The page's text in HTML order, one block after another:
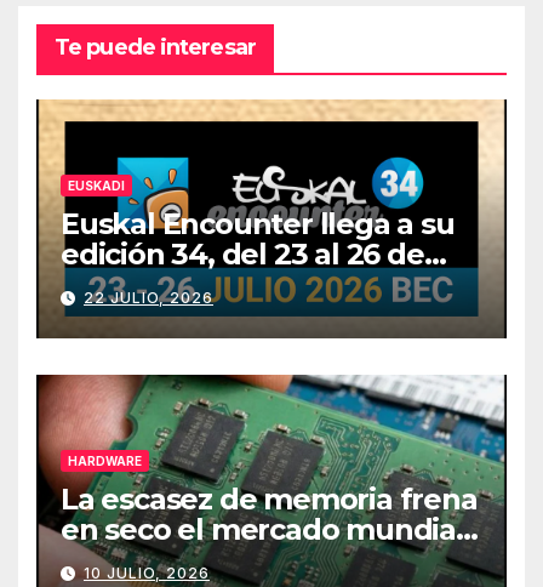
Te puede interesar
EUSKADI
Euskal Encounter llega a su
edición 34, del 23 al 26 de
julio
22 JULIO, 2026
HARDWARE
La escasez de memoria frena
en seco el mercado mundial
de PCs
10 JULIO, 2026